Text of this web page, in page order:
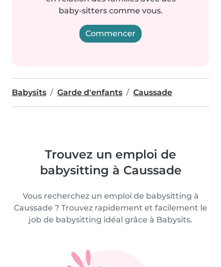
baby-sitters comme vous.
Commencer
Babysits Garde d'enfants Caussade
Trouvez un emploi de
babysitting à Caussade
Vous recherchez un emploi de babysitting à
Caussade ? Trouvez rapidement et facilement le
job de babysitting idéal grâce à Babysits.